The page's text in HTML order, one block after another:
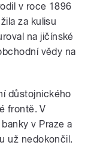
v roce 1896
za kulisu
na jičínské
vědy na
důstojnického
frontě. V
v Praze a
už nedokončil.